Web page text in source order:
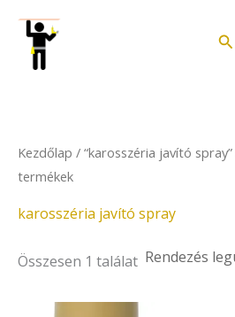
content
Kezdőlap / “karosszéria javító
termékek
karosszéria javító spray
Összesen 1 találat